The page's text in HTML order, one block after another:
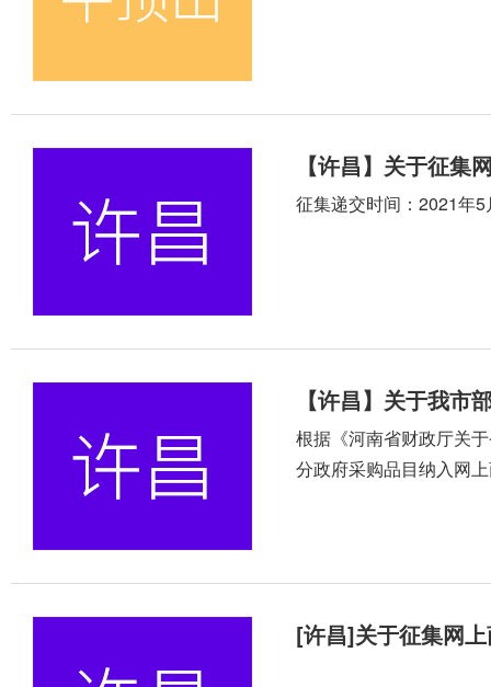
【许昌】关于征集
征集递交时间：2021年
【许昌】关于我市
根据《河南省财政厅关
分政府采购品目纳入网
[许昌]关于征集网